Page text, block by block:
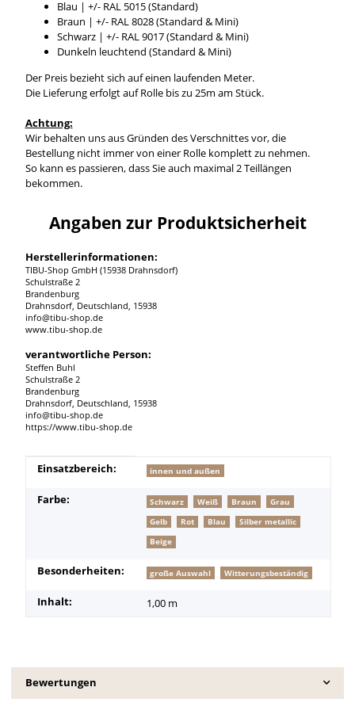
Blau | +/- RAL 5015 (Standard)
Braun | +/- RAL 8028 (Standard & Mini)
Schwarz | +/- RAL 9017 (Standard & Mini)
Dunkeln leuchtend (Standard & Mini)
Der Preis bezieht sich auf einen laufenden Meter.
Die Lieferung erfolgt auf Rolle bis zu 25m am Stück.
Achtung:
Wir behalten uns aus Gründen des Verschnittes vor, die
Bestellung nicht immer von einer Rolle komplett zu nehmen.
So kann es passieren, dass Sie auch maximal 2 Teillängen
bekommen.
Angaben zur Produktsicherheit
Herstellerinformationen:
TIBU-Shop GmbH (15938 Drahnsdorf)
Schulstraße 2
Brandenburg
Drahnsdorf, Deutschland, 15938
info@tibu-shop.de
www.tibu-shop.de
verantwortliche Person:
Steffen Buhl
Schulstraße 2
Brandenburg
Drahnsdorf, Deutschland, 15938
info@tibu-shop.de
https://www.tibu-shop.de
Produkteigenschaft
Wert
Einsatzbereich: innen und außen
Farbe: Schwarz Weiß Braun
Grau
Gelb
Rot Blau
Silber metallic
Beige
Besonderheiten: große Auswahl Witterungsbeständig
Inhalt: 1,00 m
Bewertungen